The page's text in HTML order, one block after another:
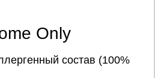
Only
состав (100%